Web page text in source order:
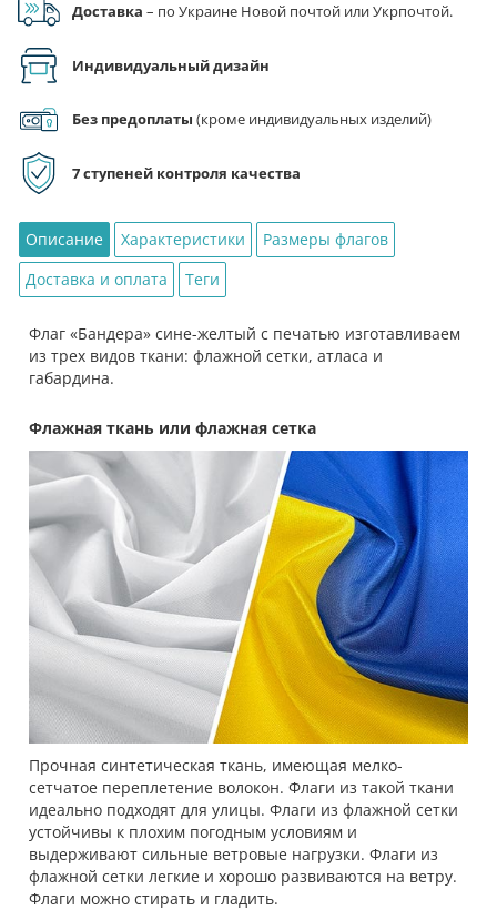
желтый
Доставка – по Украине Новой почтой или Укрпочтой.
Индивидуальный дизайн
Без предоплаты (кроме индивидуальных изделий)
7 ступеней контроля качества
Описание Характеристики
Размеры флагов
Доставка и оплата
Теги
Флаг «Бандера» сине-желтый с печатью изготавливаем
из трех видов ткани: флажной сетки, атласа и
габардина.
Флажная ткань или флажная сетка
Прочная синтетическая ткань, имеющая мелко-
сетчатое переплетение волокон. Флаги из такой ткани
идеально подходят для улицы. Флаги из флажной сетки
устойчивы к плохим погодным условиям и
выдерживают сильные ветровые нагрузки. Флаги из
флажной сетки легкие и хорошо развиваются на ветру.
Флаги можно стирать и гладить.